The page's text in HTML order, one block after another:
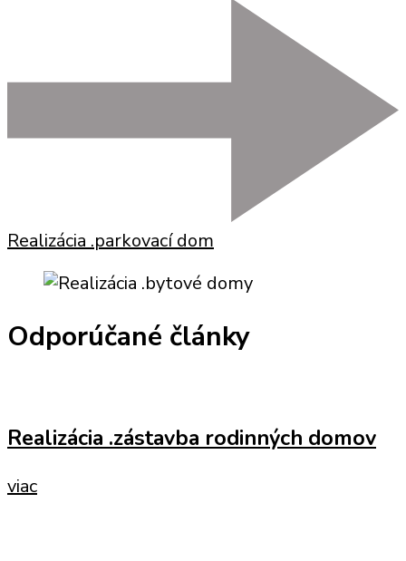
Realizácia .parkovací dom
Odporúčané články
Realizácia .zástavba rodinných domov
viac